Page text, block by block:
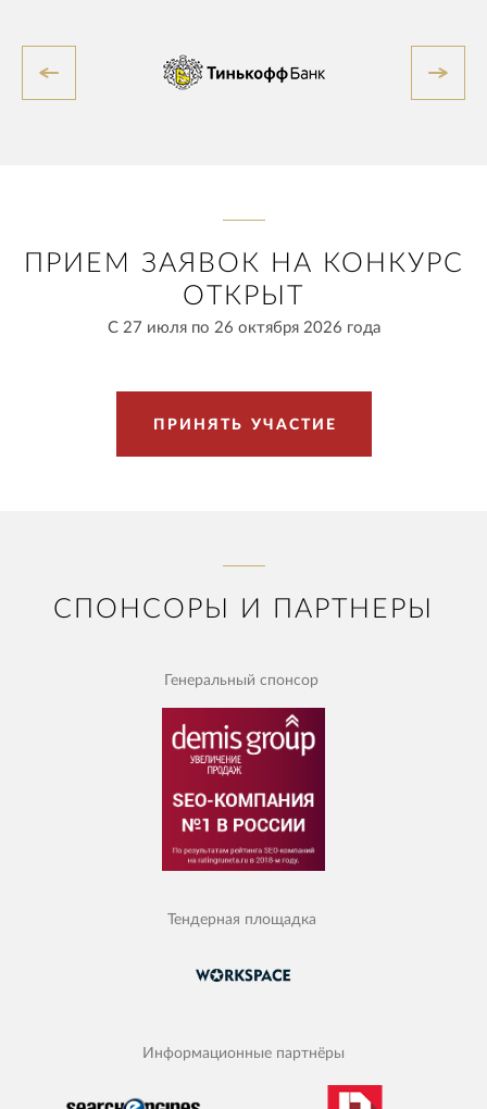
ПРИЕМ ЗАЯВОК НА КОНКУРС
ОТКРЫТ
С 27 июля по 26 октября 2026 года
П Р И Н Я Т Ь УЧ АСТ И Е
СПОНСОРЫ И ПАРТНЕРЫ
Генеральный спонсор
Тендерная площадка
Информационные партнёры